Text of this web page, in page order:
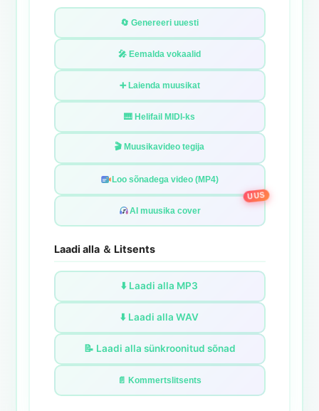
🔄 Genereeri uuesti
🎤 Eemalda vokaalid
➕ Laienda muusikat
🎹 Helifail MIDI-ks
🎬 Muusikavideo tegija
Loo sõnadega video (MP4)
AI muusika cover
UUS
Laadi alla ＆ Litsents
⬇️ Laadi alla MP3
⬇️ Laadi alla WAV
📝 Laadi alla sünkroonitud sõnad
📄 Kommertslitsents